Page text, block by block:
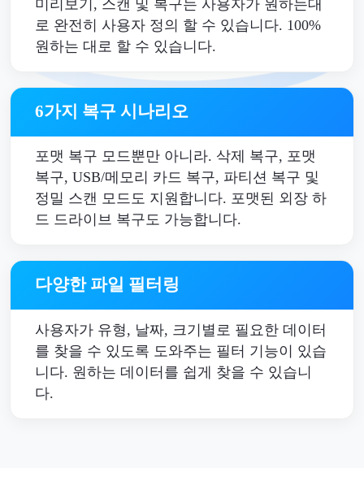
미리보기, 스캔 및 복구는 사용자가 원하는대
로 완전히 사용자 정의 할 수 있습니다. 100%
원하는 대로 할 수 있습니다.
6가지 복구 시나리오
포맷 복구 모드뿐만 아니라. 삭제 복구, 포맷
복구, USB/메모리 카드 복구, 파티션 복구 및
정밀 스캔 모드도 지원합니다. 포맷된 외장 하
드 드라이브 복구도 가능합니다.
다양한 파일 필터링
사용자가 유형, 날짜, 크기별로 필요한 데이터
를 찾을 수 있도록 도와주는 필터 기능이 있습
니다. 원하는 데이터를 쉽게 찾을 수 있습니
다.